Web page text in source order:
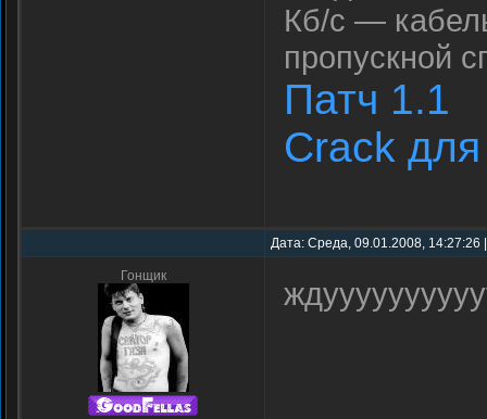
Кб/с —
пропускной
Патч 1.1
Crack
Дата: Среда, 09.01.2008,
Гонщик